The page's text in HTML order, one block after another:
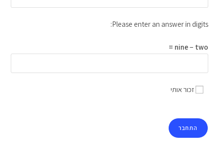
Please enter an answer in digits:
nine − two =
זכור אותי